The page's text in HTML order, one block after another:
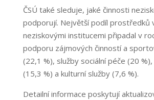
ČSÚ také sleduje, jaké činnosti
podporují. Největší podíl prostředků
neziskovými institucemi připadal v
podporu zájmových činností a
(22,1 %), služby sociální péče (20
(15,3 %) a kulturní služby (7,6 %).
Detailní informace poskytují